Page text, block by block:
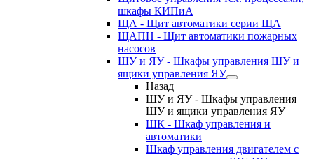
шкафы КИПиА
ЩА - Щит автоматики серии ЩА
ЩАПН - Щит автоматики пожарных
насосов
ШУ и ЯУ - Шкафы управления ШУ и
ящики управления ЯУ
Назад
ШУ и ЯУ - Шкафы управления
ШУ и ящики управления ЯУ
ШК - Шкаф управления и
автоматики
Шкаф управления двигателем с